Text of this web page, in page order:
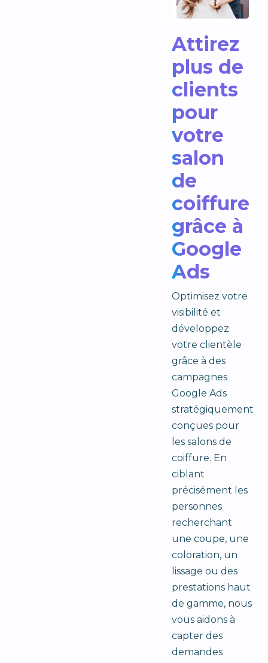
Attirez
plus de
clients
pour
votre
salon
de
coiffure
grâce à
Google
Ads
Optimisez votre
visibilité et
développez
votre clientèle
grâce à des
campagnes
Google Ads
stratégiquement
conçues pour
les salons de
coiffure. En
ciblant
précisément les
personnes
recherchant
une coupe, une
coloration, un
lissage ou des
prestations haut
de gamme, nous
vous aidons à
capter des
demandes